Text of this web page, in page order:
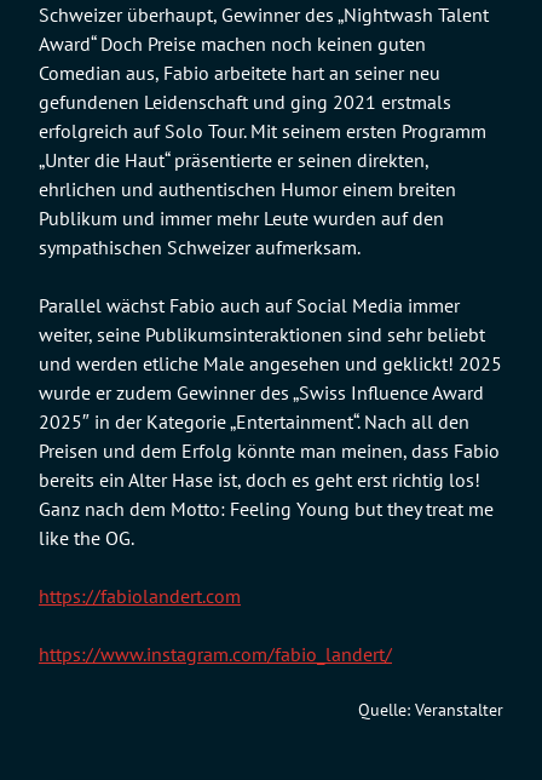
Schweizer überhaupt, Gewinner des „Nightwash Talent
Award“ Doch Preise machen noch keinen guten
Comedian aus, Fabio arbeitete hart an seiner neu
gefundenen Leidenschaft und ging 2021 erstmals
erfolgreich auf Solo Tour. Mit seinem ersten Programm
„Unter die Haut“ präsentierte er seinen direkten,
ehrlichen und authentischen Humor einem breiten
Publikum und immer mehr Leute wurden auf den
sympathischen Schweizer aufmerksam.
Parallel wächst Fabio auch auf Social Media immer
weiter, seine Publikumsinteraktionen sind sehr beliebt
und werden etliche Male angesehen und geklickt! 2025
wurde er zudem Gewinner des „Swiss Influence Award
2025″ in der Kategorie „Entertainment“. Nach all den
Preisen und dem Erfolg könnte man meinen, dass Fabio
bereits ein Alter Hase ist, doch es geht erst richtig los!
Ganz nach dem Motto: Feeling Young but they treat me
like the OG.
https://fabiolandert.com
https://www.instagram.com/fabio_landert/
Quelle: Veranstalter